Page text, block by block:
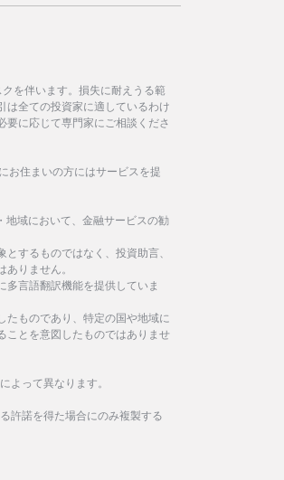
を伴います。損失に耐えうる範
は全ての投資家に適しているわけ
要に応じて専門家にご相談くださ
お住まいの方にはサービスを提
地域において、金融サービスの勧
するものではなく、投資助言、
りません。
多言語翻訳機能を提供していま
たものであり、特定の国や地域に
ことを意図したものではありませ
よって異なります。
許諾を得た場合にのみ複製する